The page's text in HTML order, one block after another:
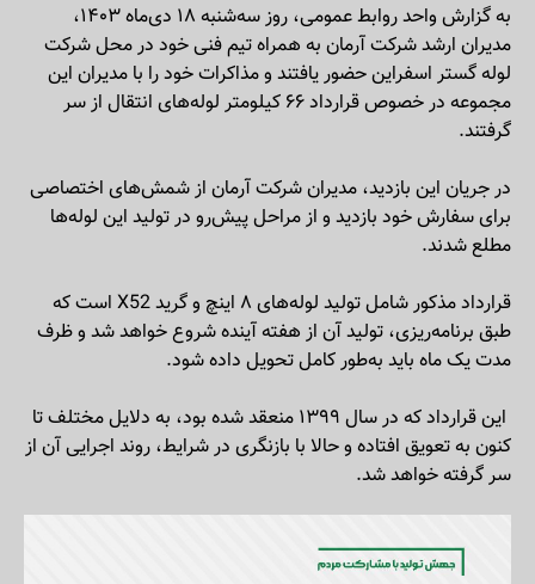
به گزارش واحد روابط عمومی، روز سه‌شنبه ۱۸ دی‌ماه ۱۴۰۳،
مدیران ارشد شرکت آرمان به همراه تیم فنی خود در محل شرکت
لوله گستر اسفراین حضور یافتند و مذاکرات خود را با مدیران این
مجموعه در خصوص قرارداد ۶۶ کیلومتر لوله‌های انتقال از سر
گرفتند.
در جریان این بازدید، مدیران شرکت آرمان از شمش‌های اختصاصی
برای سفارش خود بازدید و از مراحل پیش‌رو در تولید این لوله‌ها
مطلع شدند.
قرارداد مذکور شامل تولید لوله‌های ۸ اینچ و گرید X52 است که
طبق برنامه‌ریزی، تولید آن از هفته آینده شروع خواهد شد و ظرف
مدت یک ماه باید به‌طور کامل تحویل داده شود.
این قرارداد که در سال ۱۳۹۹ منعقد شده بود، به دلایل مختلف تا
کنون به تعویق افتاده و حالا با بازنگری در شرایط، روند اجرایی آن از
سر گرفته خواهد شد.